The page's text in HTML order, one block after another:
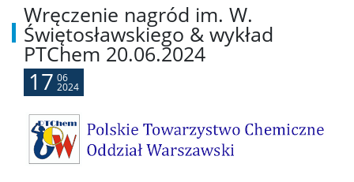
Studia podyplomowe
Dziekanat Studencki
Pełnomocniczka ds. osób ze specjalnymi
potrzebami edukacyjnymi
Wręczenie nagród im. W.
Świętosławskiego & wykład
PTChem 20.06.2024
17 06
2024